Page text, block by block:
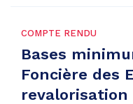
COMPTE RENDU
Bases
Foncière des
revalorisation